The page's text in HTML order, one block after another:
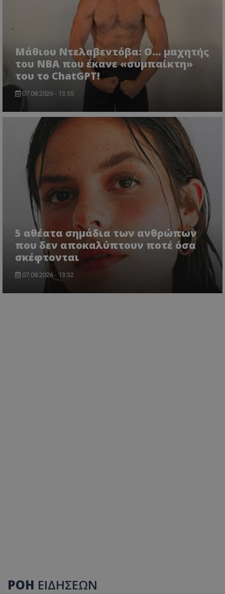
Μάθιου Ντελαβεντόβα: Ο… μαχητής
του NBA που έκανε «συμπαίκτη»
του το ChatGPT!
07.08.2026 - 13:55
5 αθέατα σημάδια των ανθρώπων
που δεν αποκαλύπτουν ποτέ όσα
σκέφτονται
07.08.2026 - 13:32
ΡΟΗ ΕΙΔΗΣΕΩΝ